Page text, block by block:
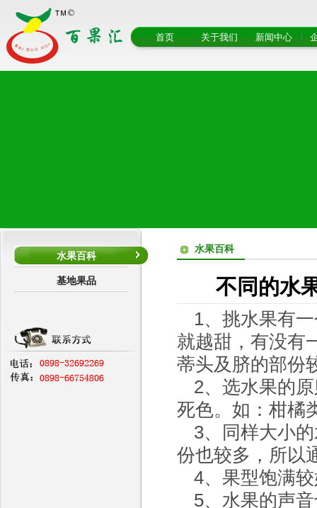
首页 关于我们 新闻中心
水果百科
不同的水
1、挑水果有
就越甜，有没有
蒂头及脐的部份
2、选水果的
死色。如：柑橘
3、同样大小
份也较多，所以
4、果型饱满
5、水果的声
水果百科
基地果品